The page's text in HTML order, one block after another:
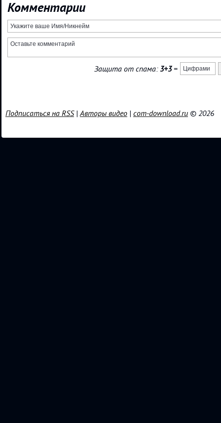
Комментарии
Защита от спама:3+3=
Подписаться на RSS|Авторы видео | com-download.ru © 2026